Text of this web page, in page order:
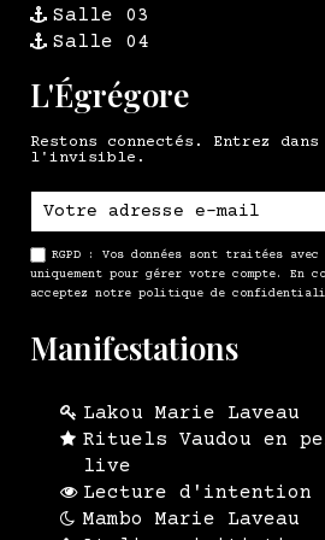
Salle 03
Salle 04
L'Égrégore
Restons connectés. Entrez
l'invisible.
RGPD : Vos données sont traitées
uniquement pour gérer votre compte. En
acceptez notre politique de
Manifestations
Lakou Marie Laveau
Rituels Vaudou en
live
Lecture d'intention
Mambo Marie Laveau